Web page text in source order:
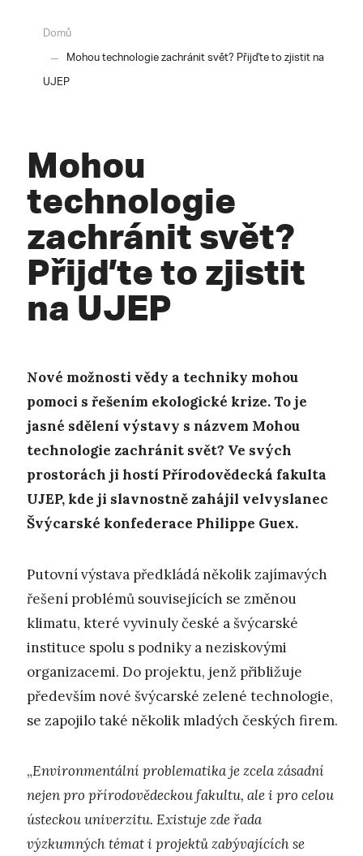
Domů
Mohou technologie zachránit svět? Přijďte to zjistit na
UJEP
Mohou
technologie
zachránit svět?
Přijďte to zjistit
na UJEP
Nové možnosti vědy a techniky mohou
pomoci s řešením ekologické krize. To je
jasné sdělení výstavy s názvem Mohou
technologie zachránit svět? Ve svých
prostorách ji hostí Přírodovědecká fakulta
UJEP, kde ji slavnostně zahájil velvyslanec
Švýcarské konfederace Philippe Guex.
Putovní výstava předkládá několik zajímavých
řešení problémů souvisejících se změnou
klimatu, které vyvinuly české a švýcarské
instituce spolu s podniky a neziskovými
organizacemi. Do projektu, jenž přibližuje
především nové švýcarské zelené technologie,
se zapojilo také několik mladých českých firem.
„Environmentální problematika je zcela zásadní
nejen pro přírodovědeckou fakultu, ale i pro celou
ústeckou univerzitu. Existuje zde řada
výzkumných témat i projektů zabývajících se